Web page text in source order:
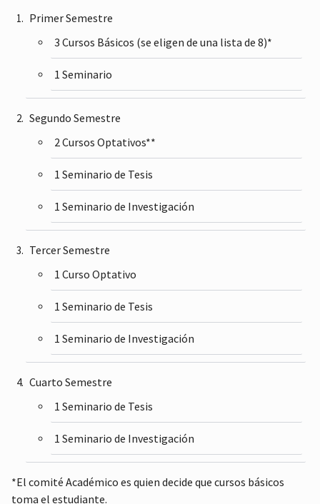
Primer Semestre
3 Cursos Básicos (se eligen de una lista de 8)*
1 Seminario
Segundo Semestre
2 Cursos Optativos**
1 Seminario de Tesis
1 Seminario de Investigación
Tercer Semestre
1 Curso Optativo
1 Seminario de Tesis
1 Seminario de Investigación
Cuarto Semestre
1 Seminario de Tesis
1 Seminario de Investigación
*El comité Académico es quien decide que cursos básicos
toma el estudiante.